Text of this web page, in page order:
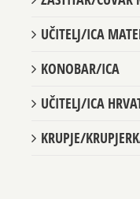
ZAŠTITAR/
UČITELJ/ICA
KONOBAR/ICA
UČITELJ/ICA